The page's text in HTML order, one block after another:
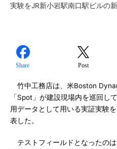
実験をJR新小岩駅南口駅ビルの
Share Post
竹中工務店は、米Boston
「Spot」が建設現場内を巡回し
用データとして用いる実証実験
表した。
テストフィールドとなったの